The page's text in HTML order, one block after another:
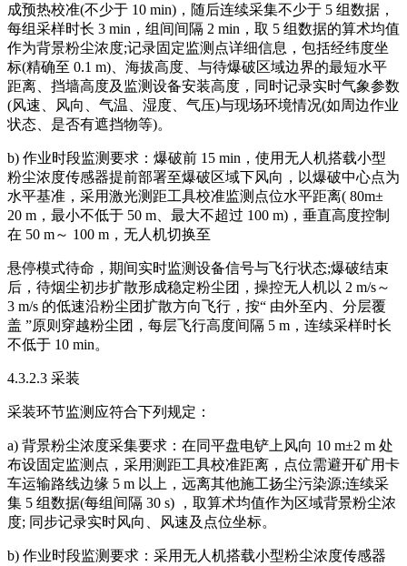
成预热校准(不少于 10 min)，随后连续采集不少于 5 组数据，
每组采样时长 3 min，组间间隔 2 min，取 5 组数据的算术均值
作为背景粉尘浓度;记录固定监测点详细信息，包括经纬度坐
标(精确至 0.1 m)、海拔高度、与待爆破区域边界的最短水平
距离、挡墙高度及监测设备安装高度，同时记录实时气象参数
(风速、风向、气温、湿度、气压)与现场环境情况(如周边作业
状态、是否有遮挡物等)。
b) 作业时段监测要求：爆破前 15 min，使用无人机搭载小型
粉尘浓度传感器提前部署至爆破区域下风向，以爆破中心点为
水平基准，采用激光测距工具校准监测点位水平距离( 80m±
20 m，最小不低于 50 m、最大不超过 100 m)，垂直高度控制
在 50 m～ 100 m，无人机切换至
悬停模式待命，期间实时监测设备信号与飞行状态;爆破结束
后，待烟尘初步扩散形成稳定粉尘团，操控无人机以 2 m/s～
3 m/s 的低速沿粉尘团扩散方向飞行，按“ 由外至内、分层覆
盖 ”原则穿越粉尘团，每层飞行高度间隔 5 m，连续采样时长
不低于 10 min。
4.3.2.3 采装
采装环节监测应符合下列规定：
a) 背景粉尘浓度采集要求：在同平盘电铲上风向 10 m±2 m 处
布设固定监测点，采用测距工具校准距离，点位需避开矿用卡
车运输路线边缘 5 m 以上，远离其他施工扬尘污染源;连续采
集 5 组数据(每组间隔 30 s) ，取算术均值作为区域背景粉尘浓
度; 同步记录实时风向、风速及点位坐标。
b) 作业时段监测要求：采用无人机搭载小型粉尘浓度传感器